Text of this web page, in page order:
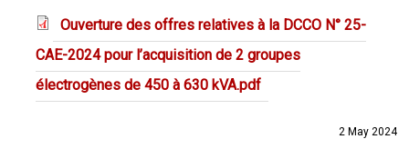
Ouverture des offres relatives à la DCCO N° 25-
CAE-2024 pour l’acquisition de 2 groupes
électrogènes de 450 à 630 kVA.pdf
2 May 2024